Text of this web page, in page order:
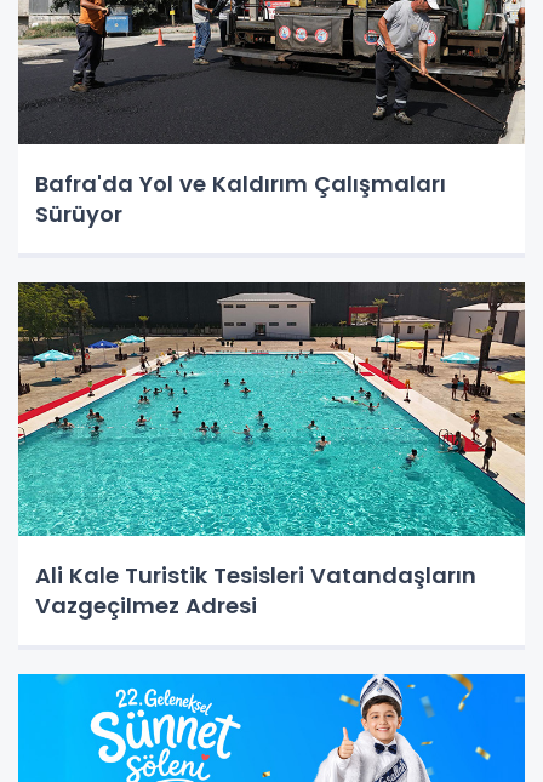
Bafra'da Yol ve Kaldırım Çalışmaları
Sürüyor
Ali Kale Turistik Tesisleri Vatandaşların
Vazgeçilmez Adresi